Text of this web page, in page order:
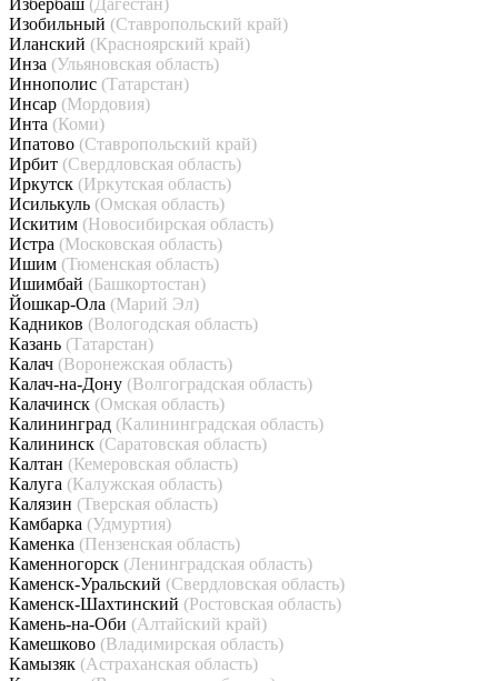
Избербаш (Дагестан)
Изобильный (Ставропольский край)
Иланский (Красноярский край)
Инза (Ульяновская область)
Иннополис (Татарстан)
Инсар (Мордовия)
Инта (Коми)
Ипатово (Ставропольский край)
Ирбит (Свердловская область)
Иркутск (Иркутская область)
Исилькуль (Омская область)
Искитим (Новосибирская область)
Истра (Московская область)
Ишим (Тюменская область)
Ишимбай (Башкортостан)
Йошкар-Ола (Марий Эл)
Кадников (Вологодская область)
Казань (Татарстан)
Калач (Воронежская область)
Калач-на-Дону (Волгоградская область)
Калачинск (Омская область)
Калининград (Калининградская область)
Калининск (Саратовская область)
Калтан (Кемеровская область)
Калуга (Калужская область)
Калязин (Тверская область)
Камбарка (Удмуртия)
Каменка (Пензенская область)
Каменногорск (Ленинградская область)
Каменск-Уральский (Свердловская область)
Каменск-Шахтинский (Ростовская область)
Камень-на-Оби (Алтайский край)
Камешково (Владимирская область)
Камызяк (Астраханская область)